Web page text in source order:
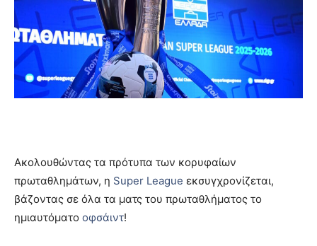
Ακολουθώντας τα πρότυπα των κορυφαίων
πρωταθλημάτων, η Super League εκσυγχρονίζεται,
βάζοντας σε όλα τα ματς του πρωταθλήματος το
ημιαυτόματο οφσάιντ!